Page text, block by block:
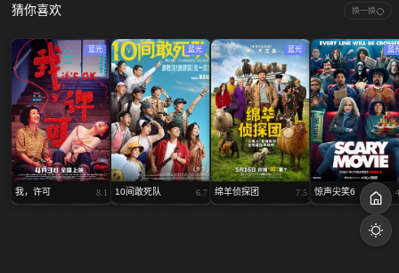
猜你喜欢 换一换
蓝光
我，许可 8.1
蓝光
10间敢死队 6.7
蓝光
绵羊侦探团 7.5
蓝
惊声尖笑6